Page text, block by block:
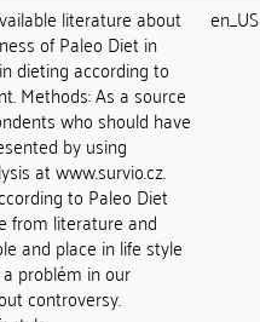
literature about
of Paleo Diet in
dieting according to
Methods: As a source
who should have
by using
at www.survio.cz.
to Paleo Diet
from literature and
and place in life style
problém in our
controversy.
en_US